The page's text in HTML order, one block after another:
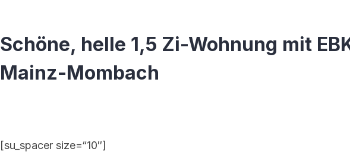
Schöne, helle 1,5 Zi-Wohnung mit
Mainz-Mombach
[su_spacer size=“10″]